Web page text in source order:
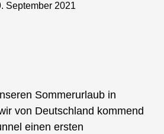
September 2021
Sommerurlaub in
von Deutschland kommend
einen ersten